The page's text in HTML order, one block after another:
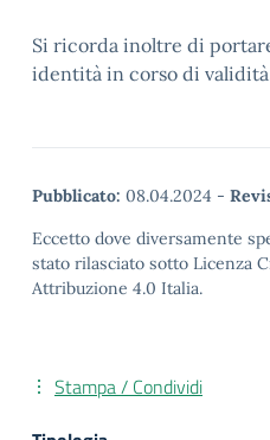
Si ricorda inoltre di
identità in corso di
Pubblicato: 08.04.2024 -
Eccetto dove diversamente
stato rilasciato sotto Licenza
Attribuzione 4.0 Italia.
Stampa / Condividi